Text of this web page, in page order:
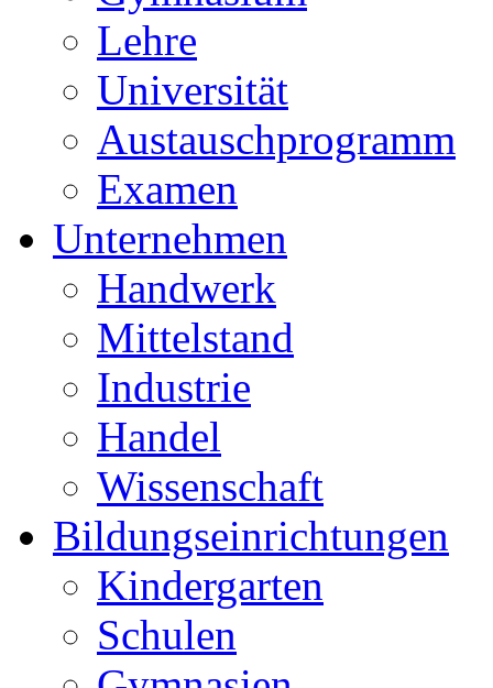
Lehre
Universität
Austauschprogramm
Examen
Unternehmen
Handwerk
Mittelstand
Industrie
Handel
Wissenschaft
Bildungseinrichtungen
Kindergarten
Schulen